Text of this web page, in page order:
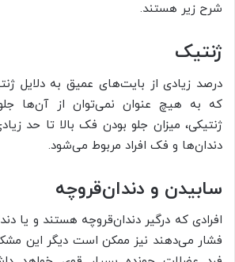
شرح زیر هستند.
ژنتیک
درصد زیادی از بایت‌های عمیق به دلایل
که به هیچ عنوان نمی‌توان از آن‌ها
ژنتیکی، میزان جلو بودن فک بالا تا حد
دندان‌ها و فک افراد مربوط می‌شود.
سابیدن و دندان‌قروچه
افرادی که درگیر دندان‌قروچه هستند و یا
فشار می‌دهند نیز ممکن است دیگر این